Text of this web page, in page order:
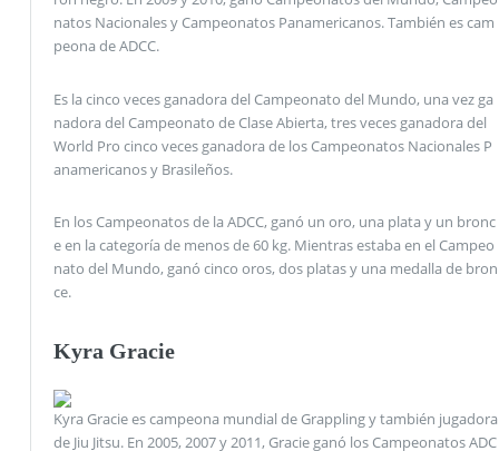
natos Nacionales y Campeonatos Panamericanos. También es cam
peona de ADCC.
Es la cinco veces ganadora del Campeonato del Mundo, una vez ga
nadora del Campeonato de Clase Abierta, tres veces ganadora del
World Pro cinco veces ganadora de los Campeonatos Nacionales P
anamericanos y Brasileños.
En los Campeonatos de la ADCC, ganó un oro, una plata y un bronc
e en la categoría de menos de 60 kg. Mientras estaba en el Campeo
nato del Mundo, ganó cinco oros, dos platas y una medalla de bron
ce.
Kyra Gracie
Kyra Gracie es campeona mundial de Grappling y también jugadora
de Jiu Jitsu. En 2005, 2007 y 2011, Gracie ganó los Campeonatos ADC